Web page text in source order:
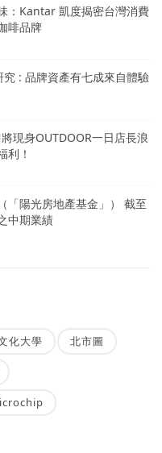
：Kantar 凱度揭密台灣消費
啡品牌
: 品牌資產有七成來自體驗
現身OUTDOOR一日店長浪
利！
「陽光房地產基金」） 截至
中期業績
化大學 北市圖